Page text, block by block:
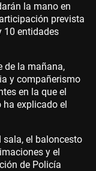
la mano en
prevista
10 entidades
de la mañana,
y compañerismo
en la que el
ha explicado el
el baloncesto
y el
de Policía